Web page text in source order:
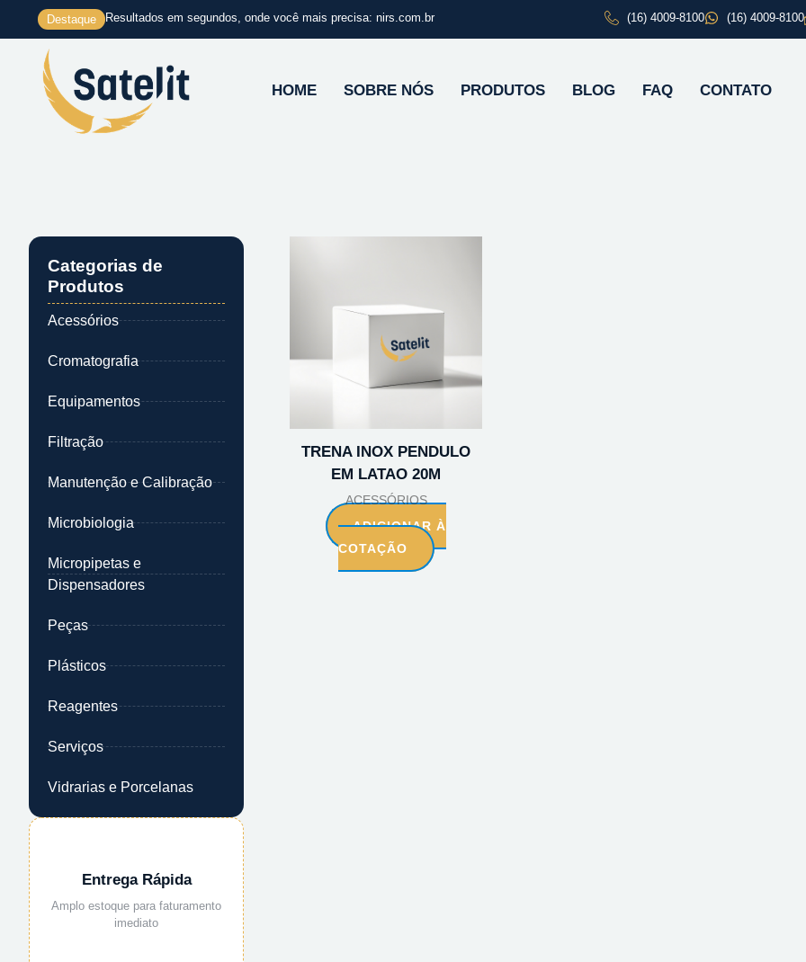
conteúdo
Destaque Resultados em segundos, onde você mais precisa: nirs.com.br (16) 4009-8100 (16) 4009-8100
HOME SOBRE NÓS PRODUTOS BLOG FAQ CONTATO
Categorias de
Produtos
Acessórios
Cromatografia
Equipamentos
Filtração
Manutenção e Calibração
Microbiologia
Micropipetas e
Dispensadores
Peças
Plásticos
Reagentes
Serviços
Vidrarias e Porcelanas
Entrega Rápida
Amplo estoque para faturamento
imediato
TRENA INOX PENDULO
EM LATAO 20M
ACESSÓRIOS
ADICIONAR À
COTAÇÃO